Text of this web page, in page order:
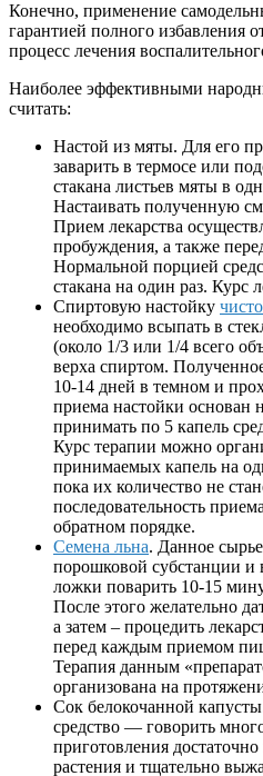
Конечно, применение
гарантией полного избавления
процесс лечения
Наиболее эффективными
считать:
Настой из мяты. Для его
заварить в термосе или
стакана листьев мяты в
Настаивать полученную
Прием лекарства
пробуждения, а также
Нормальной порцией
стакана на один раз. Курс
Спиртовую настойку
необходимо всыпать в
(около 1/3 или 1/4 всего
верха спиртом.
10-14 дней в темном и
приема настойки основан
принимать по 5 капель
Курс терапии можно
принимаемых капель на
пока их количество не
последовательность
обратном порядке.
Семена льна. Данное сырье
порошковой субстанции и
ложки поварить 10-15
После этого желательно
а затем – процедить
перед каждым приемом
Терапия данным
организована на
Сок белокочанной
средство — говорить
приготовления достаточно
растения и тщательно